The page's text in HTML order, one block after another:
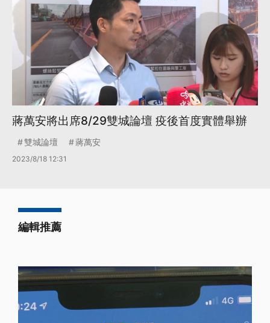
蔣萬安將出席8/29雙城論壇 疫後首度實體舉辦
雙城論壇 蔣萬安
2023/8/18 12:31
編輯推薦